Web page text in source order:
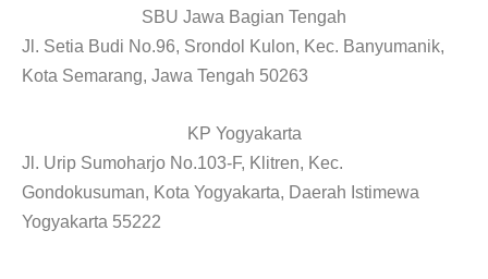
SBU Jawa Bagian Tengah
Jl. Setia Budi No.96, Srondol Kulon, Kec. Banyumanik,
Kota Semarang, Jawa Tengah 50263
KP Yogyakarta
Jl. Urip Sumoharjo No.103-F, Klitren, Kec.
Gondokusuman, Kota Yogyakarta, Daerah Istimewa
Yogyakarta 55222